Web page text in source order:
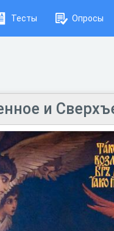
Тесты Опросы
и